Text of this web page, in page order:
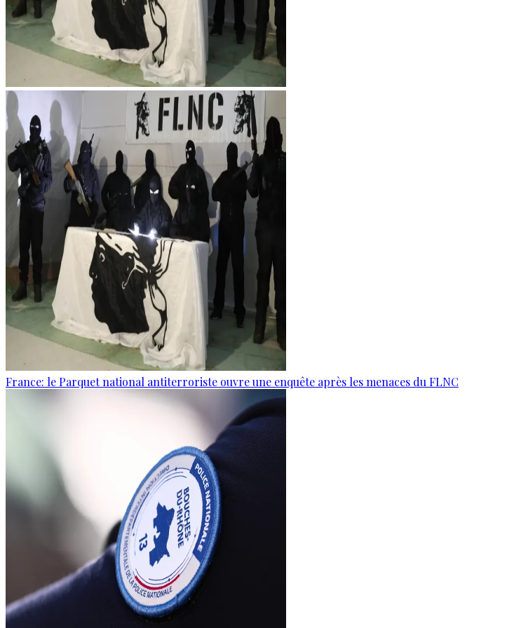
France: le Parquet national antiterroriste ouvre une enquête après les menaces du FLNC